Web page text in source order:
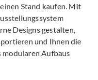
Stand kaufen. Mit
Designs gestalten,
und Ihnen die
Aufbaus